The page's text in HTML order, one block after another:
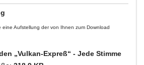
eine Aufstellung der von Ihnen zum Download
„Vulkan-Expreß“ - Jede Stimme